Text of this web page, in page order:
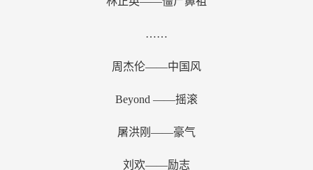
……
周杰伦——中国风
Beyond ——摇滚
屠洪刚——豪气
刘欢——励志